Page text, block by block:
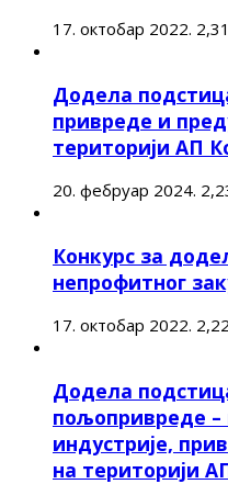
17. октобар 2022.
Додела
привреде и
територији АП
20. фебруар 2024.
Конкурс за
непрофитног
17. октобар 2022.
Додела
пољопривреде –
индустрије,
на територији